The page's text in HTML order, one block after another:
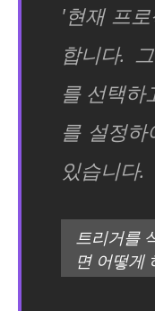
'현재 프
합니다.
를 선택하
를 설정
있습니다.
트리거를
면 어떻게